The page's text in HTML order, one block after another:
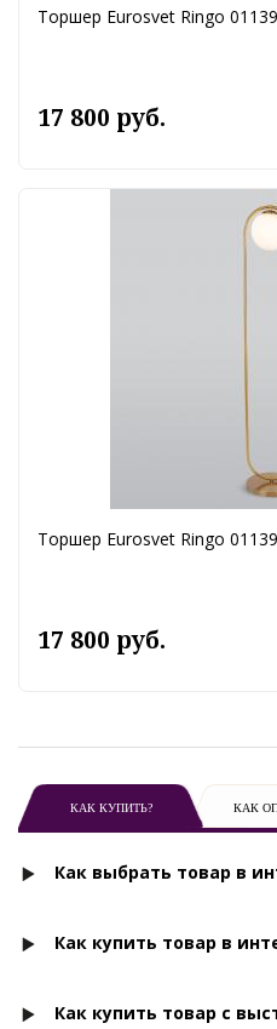
Торшер Eurosvet Ringo
17 800 руб.
Торшер Eurosvet Ringo
17 800 руб.
КАК КУПИТЬ? КАК
Как выбрать товар в
Как купить товар в
Как купить товар с